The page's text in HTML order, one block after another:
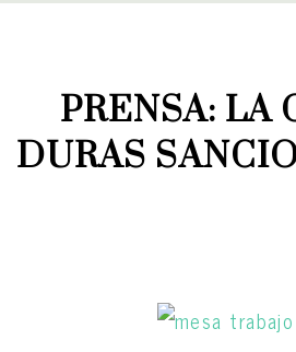
PRENSA: LA
DURAS